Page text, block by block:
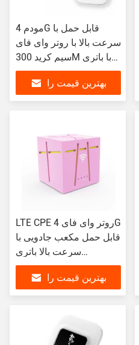
مودم 4G قابل حمل با
سرعت بالا با روتر وای فای
سیم کرید 300M با باتری
2100mAH
بهترین قیمت را
LTE CPE روتر وای فای 4G
قابل حمل مکعب جادویی با
سرعت بالا باتری
3000mAh
بهترین قیمت را